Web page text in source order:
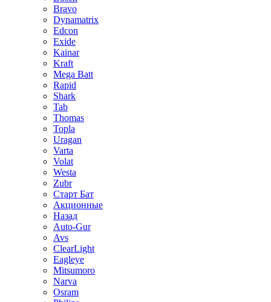
Bravo
Dynamatrix
Edcon
Exide
Kainar
Kraft
Mega Batt
Rapid
Shark
Tab
Thomas
Topla
Uragan
Varta
Volat
Westa
Zubr
Старт Бат
Акционные
Назад
Auto-Gur
Avs
ClearLight
Eagleye
Mitsumoro
Narva
Osram